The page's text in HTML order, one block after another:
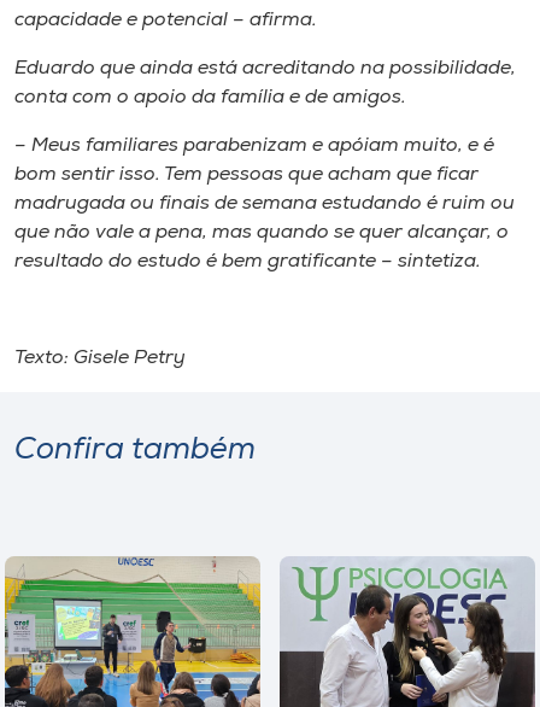
capacidade e potencial – afirma.
Eduardo que ainda está acreditando na possibilidade,
conta com o apoio da família e de amigos.
– Meus familiares parabenizam e apóiam muito, e é
bom sentir isso. Tem pessoas que acham que ficar
madrugada ou finais de semana estudando é ruim ou
que não vale a pena, mas quando se quer alcançar, o
resultado do estudo é bem gratificante – sintetiza.
Texto: Gisele Petry
Confira também